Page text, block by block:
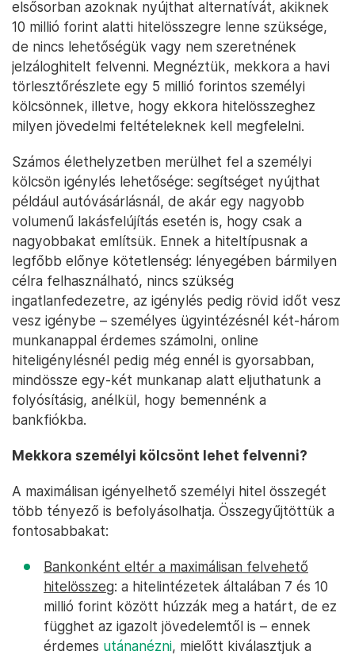
elsősorban azoknak nyújthat alternatívát, akiknek
10 millió forint alatti hitelösszegre lenne szüksége,
de nincs lehetőségük vagy nem szeretnének
jelzáloghitelt felvenni. Megnéztük, mekkora a havi
törlesztőrészlete egy 5 millió forintos személyi
kölcsönnek, illetve, hogy ekkora hitelösszeghez
milyen jövedelmi feltételeknek kell megfelelni.
Számos élethelyzetben merülhet fel a személyi
kölcsön igénylés lehetősége: segítséget nyújthat
például autóvásárlásnál, de akár egy nagyobb
volumenű lakásfelújítás esetén is, hogy csak a
nagyobbakat említsük. Ennek a hiteltípusnak a
legfőbb előnye kötetlenség: lényegében bármilyen
célra felhasználható, nincs szükség
ingatlanfedezetre, az igénylés pedig rövid időt vesz
vesz igénybe – személyes ügyintézésnél két-három
munkanappal érdemes számolni, online
hiteligénylésnél pedig még ennél is gyorsabban,
mindössze egy-két munkanap alatt eljuthatunk a
folyósításig, anélkül, hogy bemennénk a
bankfiókba.
Mekkora személyi kölcsönt lehet felvenni?
A maximálisan igényelhető személyi hitel összegét
több tényező is befolyásolhatja. Összegyűjtöttük a
fontosabbakat:
Bankonként eltér a maximálisan felvehető
hitelösszeg: a hitelintézetek általában 7 és 10
millió forint között húzzák meg a határt, de ez
függhet az igazolt jövedelemtől is – ennek
érdemes utánanézni, mielőtt kiválasztjuk a